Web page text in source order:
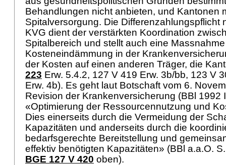
Behandlungen nicht anbieten, und Kantonen
Spitalversorgung. Die Differenzahlungspflicht
KVG dient der verstärkten Koordination
Spitalbereich und stellt auch eine
Kosteneindämmung in der
der Kosten auf einen anderen Träger, die
223 Erw. 5.4.2, 127 V 419 Erw. 3b/bb, 123 V
Erw. 4b). Es geht laut Botschaft vom 6.
Revision der Krankenversicherung (BBl 1992
«Optimierung der Ressourcennutzung und
Dies einerseits durch die Vermeidung der
Kapazitäten und anderseits durch die
bedarfsgerechte Bereitstellung und
effektiv benötigten Kapazitäten» (BBl a.a.O.
BGE 127 V 420 oben).